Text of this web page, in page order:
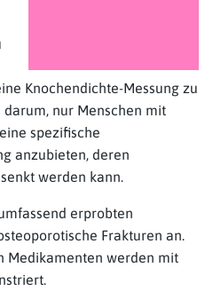
Knochendichte-Messung zu
nur Menschen mit
spezifische
anzubieten, deren
werden kann.
erprobten
Frakturen an.
Medikamenten werden mit